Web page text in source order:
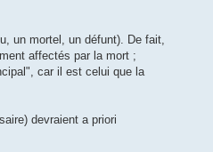
un mortel, un défunt). De fait,
affectés par la mort ;
car il est celui que la
devraient a priori